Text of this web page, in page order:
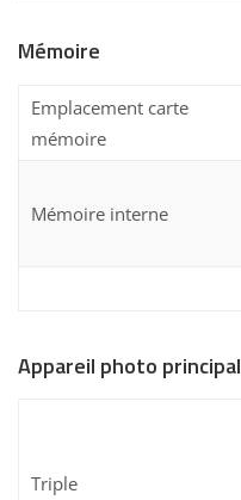
Mémoire
Emplacement carte
mémoire
Mémoire interne
Appareil photo principal
Triple